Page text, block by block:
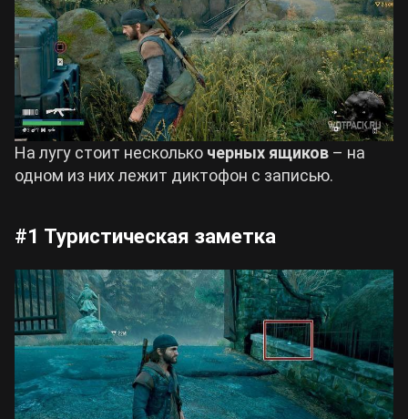
На лугу стоит несколько черных ящиков – на
одном из них лежит диктофон с записью.
#1 Туристическая заметка